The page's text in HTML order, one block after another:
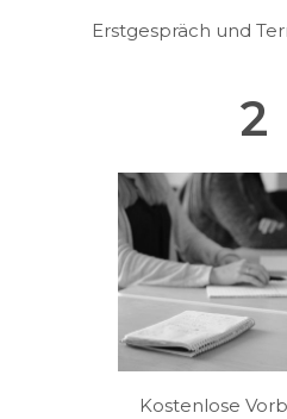
Erstgespräch und
2
Kostenlose